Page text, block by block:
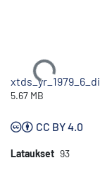
Ladataan...
5.67 MB
CC BY 4.0
Lataukset 93